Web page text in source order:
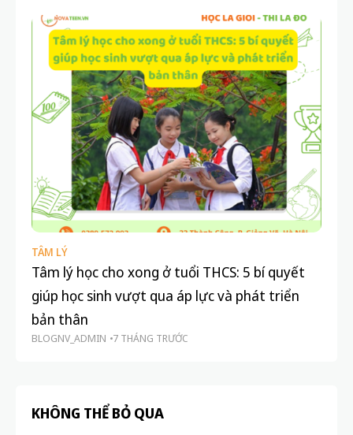
TÂM LÝ
Tâm lý học cho xong ở tuổi THCS: 5 bí quyết
giúp học sinh vượt qua áp lực và phát triển
bản thân
BLOGNV_ADMIN 7 THÁNG TRƯỚC
KHÔNG THỂ BỎ QUA